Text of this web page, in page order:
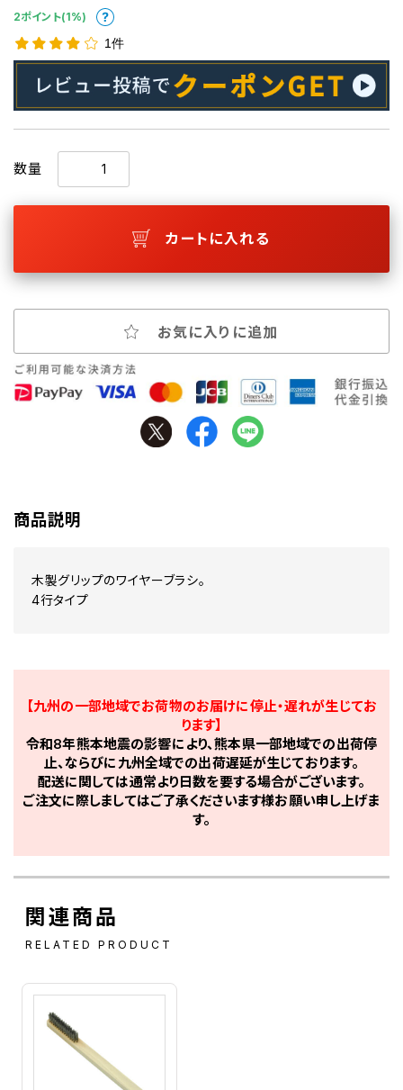
2ポイント(1%)
1件
数量
カートに入れる
お気に入りに追加
商品説明
木製グリップのワイヤーブラシ。
4行タイプ
【九州の一部地域でお荷物のお届けに停止・遅れが生じてお
ります】
令和8年熊本地震の影響により、熊本県一部地域での出荷停
止、ならびに九州全域での出荷遅延が生じております。
配送に関しては通常より日数を要する場合がございます。
ご注文に際しましてはご了承くださいます様お願い申し上げま
す。
関連商品
RELATED PRODUCT